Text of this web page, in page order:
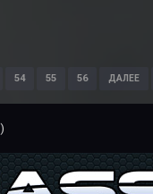
54 55 56 ДАЛЕЕ